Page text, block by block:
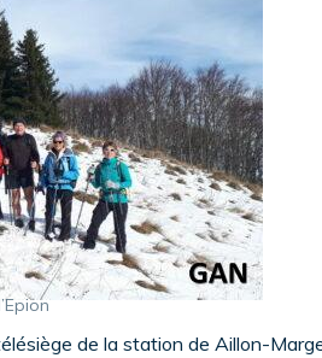
de la station de Aillon-